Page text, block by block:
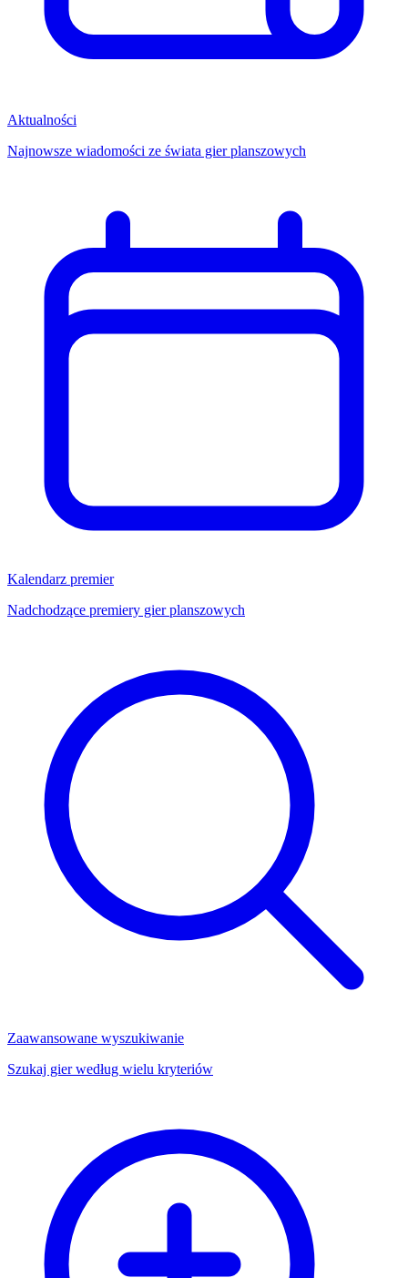
Aktualności
Najnowsze wiadomości ze świata gier planszowych
Kalendarz premier
Nadchodzące premiery gier planszowych
Zaawansowane wyszukiwanie
Szukaj gier według wielu kryteriów